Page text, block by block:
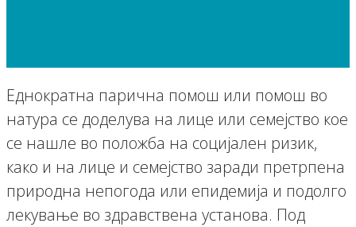
Еднократна парична помош или помош во
натура се доделува на лице или семејство кое
се нашле во положба на социјален ризик,
како и на лице и семејство заради претрпена
природна непогода или епидемија и подолго
лекување во здравствена установа. Под